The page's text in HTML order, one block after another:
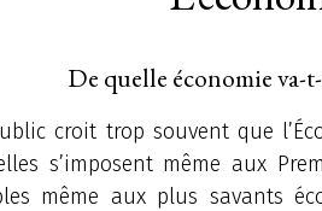
De quelle économie va-
croit trop souvent que
s’imposent même aux
même aux plus savants